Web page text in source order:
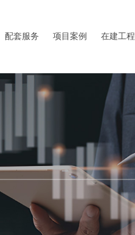
配套服务 项目案例 在建工程